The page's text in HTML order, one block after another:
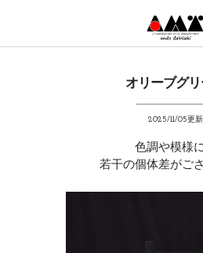
オリーブグ
2025/11/05更新
色調や模様
若干の個体差がご